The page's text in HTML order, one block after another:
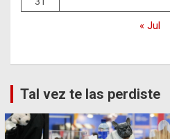
« Jul
Tal vez te las perdiste